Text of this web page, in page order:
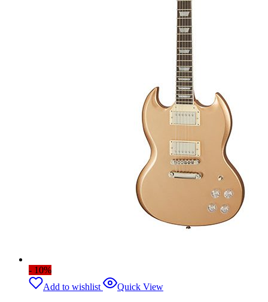
- 10%
Add to wishlist
Quick View